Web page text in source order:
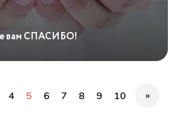
вам СПАСИБО!
4 5 6 7 8 9 10 »